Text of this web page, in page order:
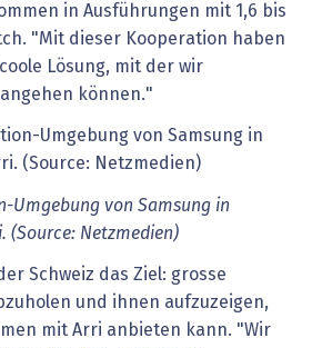
in Ausführungen mit 1,6 bis
"Mit dieser Kooperation haben
Lösung, mit der wir
können."
Umgebung von Samsung in
(Source: Netzmedien)
Schweiz das Ziel: grosse
und ihnen aufzuzeigen,
mit Arri anbieten kann. "Wir